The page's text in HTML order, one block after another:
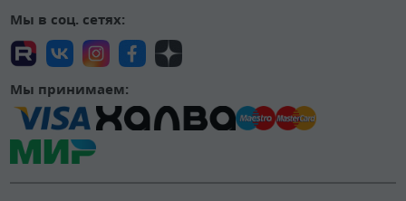
Мы в соц. сетях:
Мы принимаем: